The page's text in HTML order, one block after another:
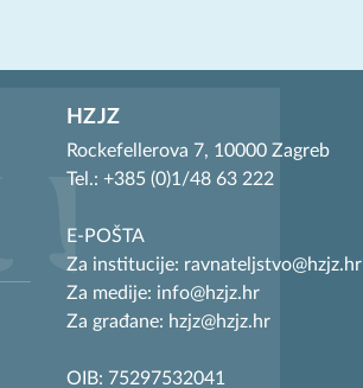
HZJZ
Rockefellerova 7, 10000 Zagreb
Tel.: +385 (0)1/48 63 222
E-POŠTA
Za institucije: ravnateljstvo@hzjz.hr
Za medije: info@hzjz.hr
Za građane: hzjz@hzjz.hr
OIB: 75297532041